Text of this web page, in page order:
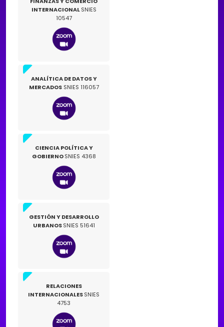
INTERNACIONALSNIES
10547
ANALÍTICA DE DATOS Y
MERCADOSSNIES 116057
CIENCIA POLÍTICA Y
GOBIERNOSNIES 4368
GESTIÓN Y DESARROLLO
URBANOSSNIES 51641
RELACIONES
INTERNACIONALESSNIES
4753